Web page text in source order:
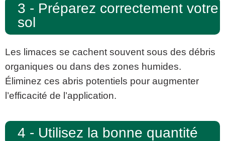
3 - Préparez correctement votre
sol
Les limaces se cachent souvent sous des débris
organiques ou dans des zones humides.
Éliminez ces abris potentiels pour augmenter
l’efficacité de l’application.
4 - Utilisez la bonne quantité